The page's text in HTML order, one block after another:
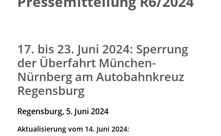
17. bis 23. Juni 2024: Sperrung
der Überfahrt München-
Nürnberg am Autobahnkreuz
Regensburg
Regensburg, 5. Juni 2024
Aktualisierung vom 14. Juni 2024: